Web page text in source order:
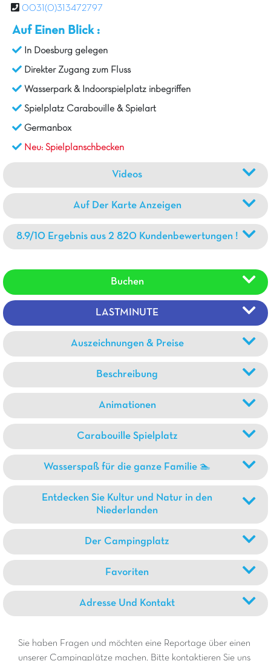
0031(0)313472797
Auf Einen Blick :
In Doesburg gelegen
Direkter Zugang zum Fluss
Wasserpark & Indoorspielplatz inbegriffen
Spielplatz Carabouille & Spielart
Germanbox
Neu: Spielplanschbecken
Videos
Auf Der Karte Anzeigen
8.9/10 Ergebnis aus 2 820 Kundenbewertungen !
Buchen
LASTMINUTE
Auszeichnungen & Preise
Beschreibung
Animationen
Carabouille Spielplatz
Wasserspaß für die ganze Familie 🏊
Entdecken Sie Kultur und Natur in den
Niederlanden
Der Campingplatz
Favoriten
Adresse Und Kontakt
Sie haben Fragen und möchten eine Reportage über einen
unserer Campingplätze machen. Bitte kontaktieren Sie uns